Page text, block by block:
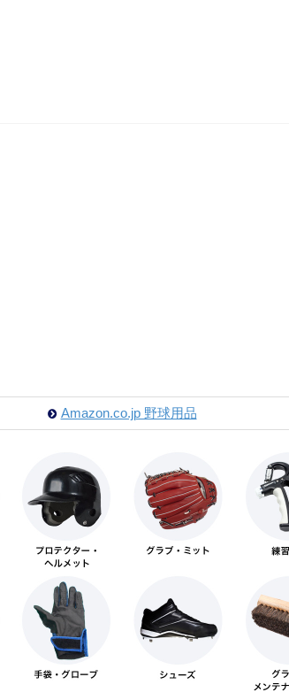
Amazon.co.jp 野球用品